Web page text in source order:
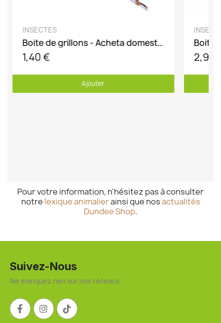
INSECTES
Boite de grillons - Acheta domesticus
1,40 €
Ajouter
2,90
Pour votre information, n'hésitez pas à consulter
notre lexique animalierainsi que nosactualités
Dundee Shop.
Suivez-Nous
Ne manquez rien sur nos réseaux